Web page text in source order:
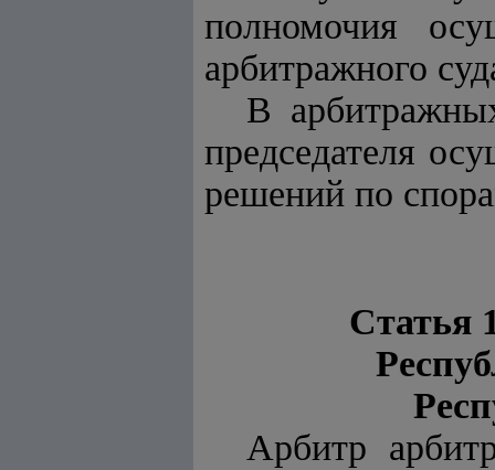
полномочия
арбитражного
В
председателя
решений по
Статья
Арбитр